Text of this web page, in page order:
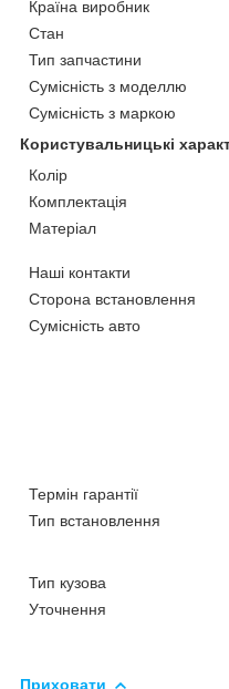
Країна виробник
Стан
Тип запчастини
Сумісність з моделлю
Сумісність з маркою
Користувальницькі
Колір
Комплектація
Матеріал
Наші контакти
Сторона встановлення
Сумісність авто
Термін гарантії
Тип встановлення
Тип кузова
Уточнення
Приховати